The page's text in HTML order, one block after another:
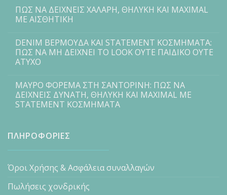
ΠΩΣ ΝΑ ΔΕΙΧΝΕΙΣ ΧΑΛΑΡΗ, ΘΗΛΥΚΗ ΚΑΙ MAXIMAL
ΜΕ ΑΙΣΘΗΤΙΚΗ
DENIM ΒΕΡΜΟΥΔΑ ΚΑΙ STATEMENT ΚΟΣΜΗΜΑΤΑ:
ΠΩΣ ΝΑ ΜΗ ΔΕΙΧΝΕΙ ΤΟ LOOK ΟΥΤΕ ΠΑΙΔΙΚΟ ΟΥΤΕ
ΑΤΥΧΟ
ΜΑΥΡΟ ΦΟΡΕΜΑ ΣΤΗ ΣΑΝΤΟΡΙΝΗ: ΠΩΣ ΝΑ
ΔΕΙΧΝΕΙΣ ΔΥΝΑΤΗ, ΘΗΛΥΚΗ ΚΑΙ MAXIMAL ΜΕ
STATEMENT ΚΟΣΜΗΜΑΤΑ
ΠΛΗΡΟΦΟΡΙΕΣ
Όροι Χρήσης & Ασφάλεια συναλλαγών
Πωλήσεις χονδρικής